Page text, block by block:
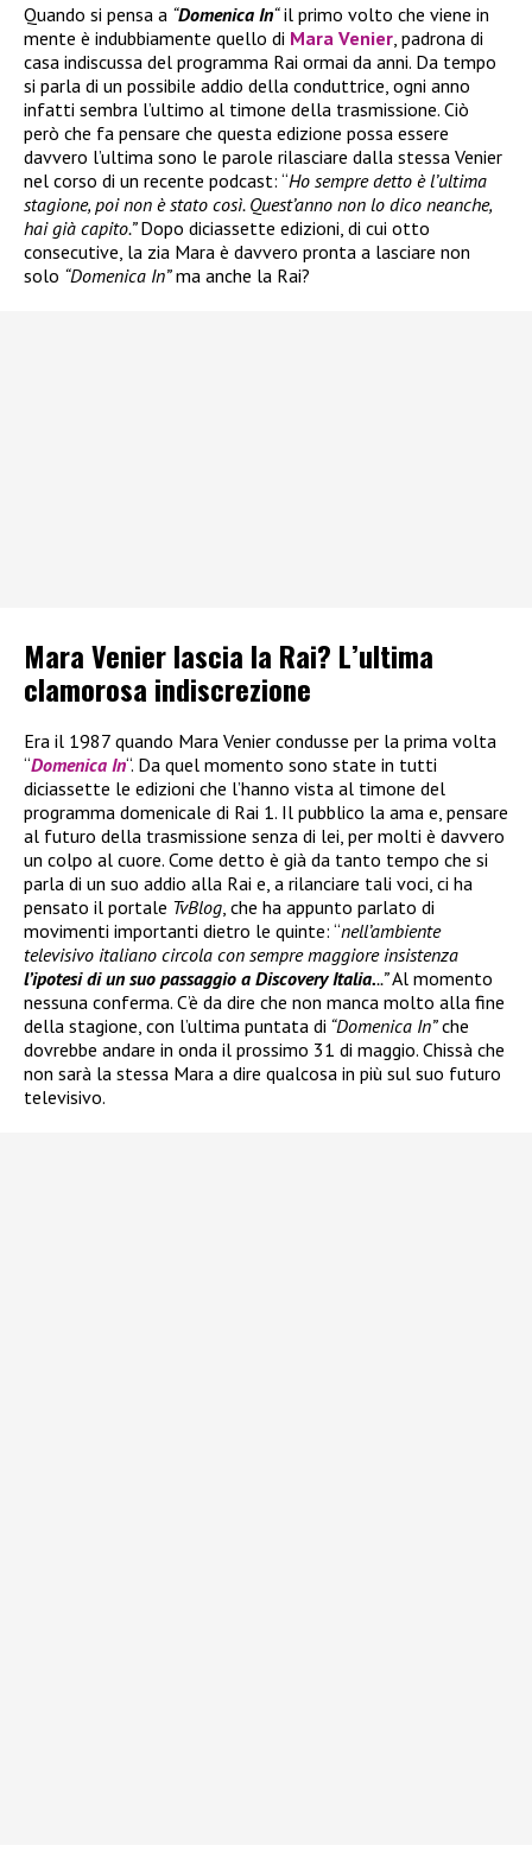
Quando si pensa a “Domenica In“il primo volto che viene in
mente è indubbiamente quello di Mara Venier , padrona di
casa indiscussa del programma Rai ormai da anni. Da tempo
si parla di un possibile addio della conduttrice, ogni anno
infatti sembra l’ultimo al timone della trasmissione. Ciò
però che fa pensare che questa edizione possa essere
davvero l’ultima sono le parole rilasciare dalla stessa Venier
nel corso di un recente podcast: “Ho sempre detto è l’ultima
stagione, poi non è stato così. Quest’anno non lo dico neanche,
hai già capito.”Dopo diciassette edizioni, di cui otto
consecutive, la zia Mara è davvero pronta a lasciare non
solo “Domenica In”ma anche la Rai?
Mara Venier lascia la Rai? L’ultima
clamorosa indiscrezione
Era il 1987 quando Mara Venier condusse per la prima volta
“Domenica In“. Da quel momento sono state in tutti
diciassette le edizioni che l’hanno vista al timone del
programma domenicale di Rai 1. Il pubblico la ama e, pensare
al futuro della trasmissione senza di lei, per molti è davvero
un colpo al cuore. Come detto è già da tanto tempo che si
parla di un suo addio alla Rai e, a rilanciare tali voci, ci ha
pensato il portale TvBlog, che ha appunto parlato di
movimenti importanti dietro le quinte: “nell’ambiente
televisivo italiano circola con sempre maggiore insistenza
l’ipotesi di un suo passaggio a Discovery Italia...”Al momento
nessuna conferma. C’è da dire che non manca molto alla fine
della stagione, con l’ultima puntata di “Domenica In”che
dovrebbe andare in onda il prossimo 31 di maggio. Chissà che
non sarà la stessa Mara a dire qualcosa in più sul suo futuro
televisivo.